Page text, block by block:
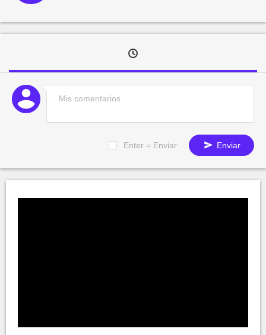
Enter = Enviar Enviar